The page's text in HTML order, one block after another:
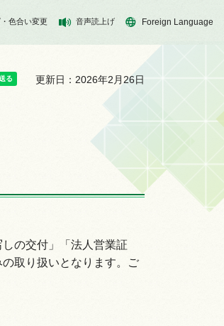
色合い変更 音声読上げ Foreign Language
更新日：2026年2月26日
の交付」「法人営業証
の取り扱いとなります。ご